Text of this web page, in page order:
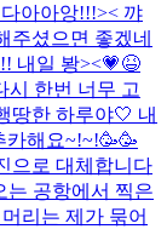
다아아앙!!!>< 꺄
주셨으면 좋겠네
내일 봥><💗😆
시 한번 너무 고
땅한 하루야🤍 내
카해요~!~!🥳🥳
으로 대체합니다
는 공항에서 찍은
리는 제가 묶어